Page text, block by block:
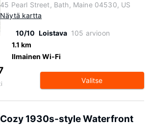
45 Pearl Street, Bath, Maine 04530, US
Näytä kartta
10/10 Loistava 105 arvioon
1.1 km
Ilmainen Wi-Fi
Valitse
Cozy 1930s-style Waterfront